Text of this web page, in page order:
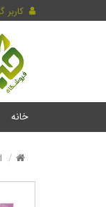
کاربر
خانه